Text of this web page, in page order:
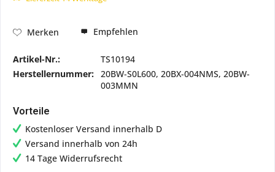
Merken Empfehlen
Artikel-Nr.:
TS10194
Herstellernummer: 20BW-S0L600, 20BX-004NMS, 20BW-
003MMN
Vorteile
Kostenloser Versand innerhalb D
Versand innerhalb von 24h
14 Tage Widerrufsrecht